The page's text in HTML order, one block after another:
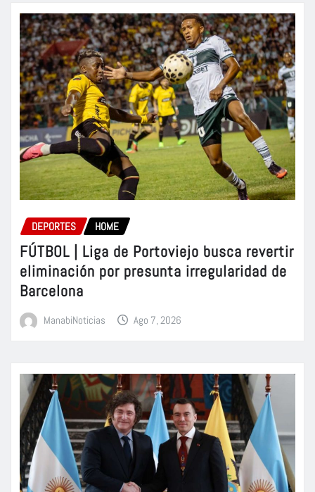
DEPORTES HOME
FÚTBOL | Liga de Portoviejo busca revertir
eliminación por presunta irregularidad de
Barcelona
ManabiNoticias Ago 7, 2026